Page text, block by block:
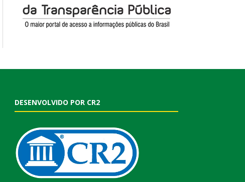
DESENVOLVIDO POR CR2